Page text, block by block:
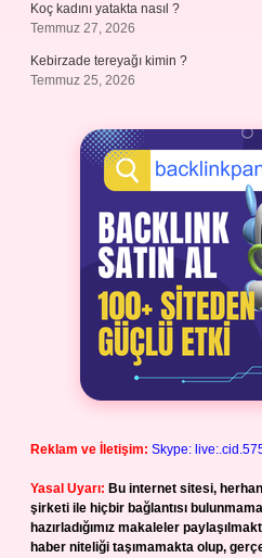
Koç kadını yatakta nasıl ?
Temmuz 27, 2026
Kebirzade tereyağı kimin ?
Temmuz 25, 2026
Reklam ve İletişim: Skype:
Yasal Uyarı: Bu internet sitesi,
şirketi ile hiçbir bağlantısı
hazırladığımız makaleler
haber niteliği taşımamakta olup,